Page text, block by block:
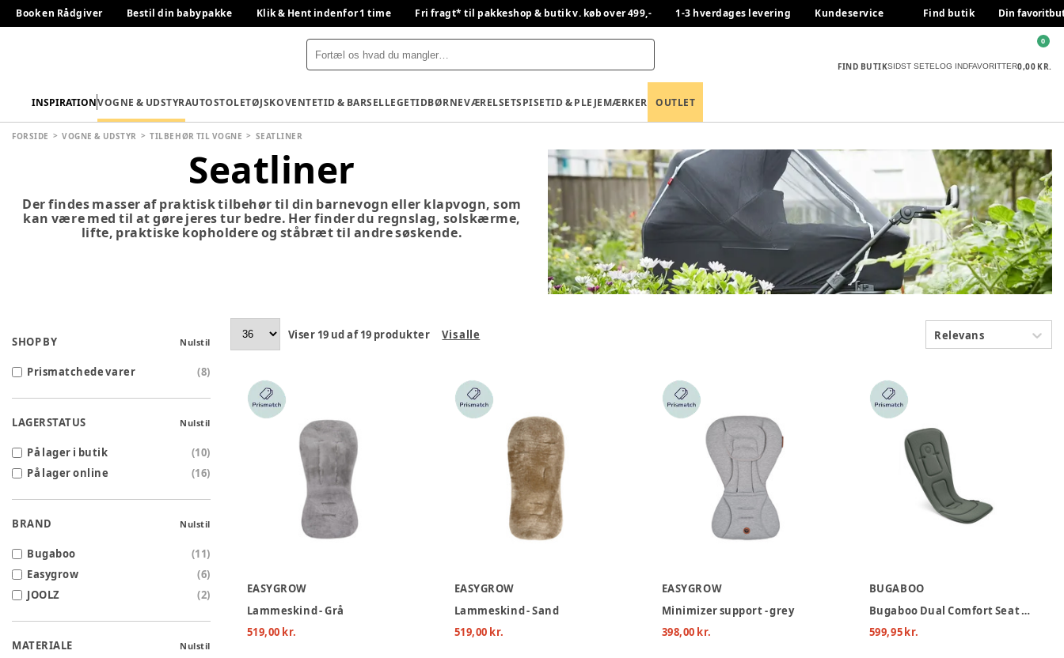
Book en Rådgiver Bestil din babypakke Klik & Hent indenfor 1 time Fri fragt* til pakkeshop & butik v. køb over 499,- 1-3 hverdages levering Kundeservice Find butik Din
FIND BUTIKSIDST SETELOG INDFAVORITTER0,00 KR.
0
INSPIRATIONVOGNE & UDSTYRAUTOSTOLETØJSKOVENTETID & BARSELLEGETIDBØRNEVÆRELSETSPISETID & PLEJEMÆRKER OUTLET
FORSIDE VOGNE & UDSTYR TILBEHØR TIL VOGNE SEATLINER
Seatliner
Der findes masser af praktisk tilbehør til din barnevogn eller klapvogn, som
kan være med til at gøre jeres tur bedre. Her finder du regnslag, solskærme,
lifte, praktiske kopholdere og ståbræt til andre søskende.
SHOP BY Nulstil
Prismatchede varer (8)
LAGERSTATUS Nulstil
På lager i butik (10)
På lager online
(16)
BRAND Nulstil
Bugaboo (11)
Easygrow
(6)
JOOLZ
(2)
MATERIALE Nulstil
Viser 19 ud af 19 produkter Vis alle Relevans
EASYGROW
Lammeskind - Grå
519,00 kr.
EASYGROW
Lammeskind - Sand
519,00 kr.
EASYGROW
Minimizer support - grey
398,00 kr.
BUGABOO
Bugaboo Dual Comfort Seat Liner - Forest Green
599,95 kr.